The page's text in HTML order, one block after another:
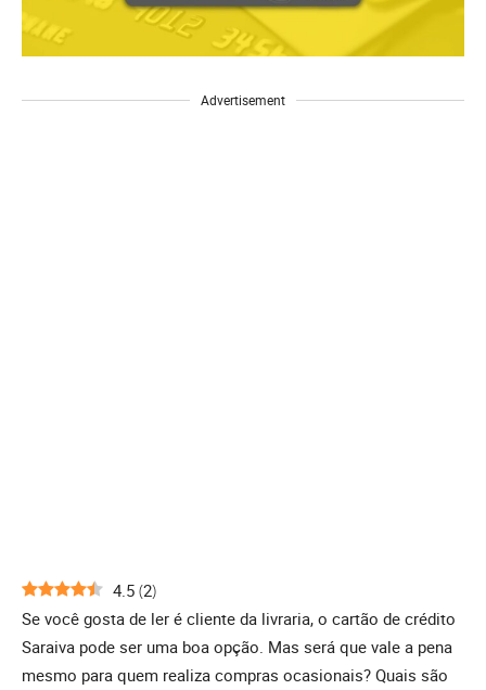
Advertisement
4.5 (2)
Se você gosta de ler é cliente da livraria, o cartão de crédito
Saraiva pode ser uma boa opção. Mas será que vale a pena
mesmo para quem realiza compras ocasionais? Quais são